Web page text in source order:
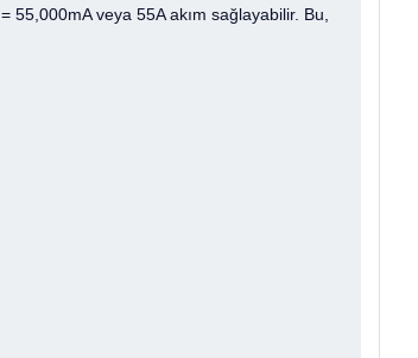
veya 55A akım sağlayabilir. Bu,